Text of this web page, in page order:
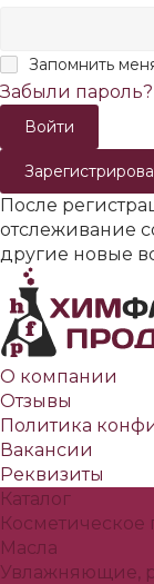
Запомнить
Забыли пароль?
После
отслеживание
другие новые
О компании
Отзывы
Политика
Вакансии
Реквизиты
Каталог
Косметическое
Масла
Увлажняющие,